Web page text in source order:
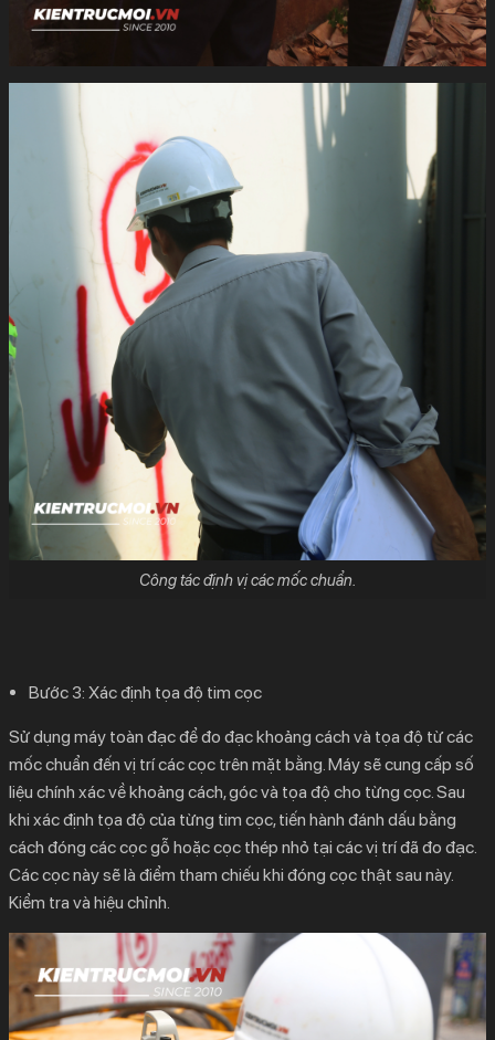
Công tác định vị các mốc chuẩn.
Bước 3: Xác định tọa độ tim cọc
Sử dụng máy toàn đạc để đo đạc khoảng cách và tọa độ từ các
mốc chuẩn đến vị trí các cọc trên mặt bằng. Máy sẽ cung cấp số
liệu chính xác về khoảng cách, góc và tọa độ cho từng cọc. Sau
khi xác định tọa độ của từng tim cọc, tiến hành đánh dấu bằng
cách đóng các cọc gỗ hoặc cọc thép nhỏ tại các vị trí đã đo đạc.
Các cọc này sẽ là điểm tham chiếu khi đóng cọc thật sau này.
Kiểm tra và hiệu chỉnh.